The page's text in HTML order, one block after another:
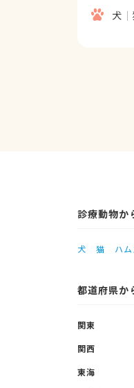
犬
診療動物か
犬 猫 ハ
都道府県か
関東
関西
東海